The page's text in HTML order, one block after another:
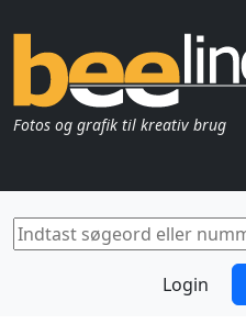
Fotos og grafik til kreativ brug
Login